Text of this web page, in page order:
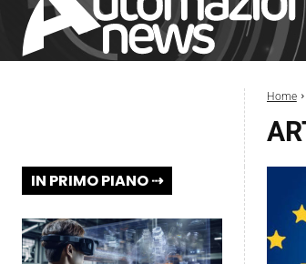
Home
IN PRIMO PIANO ⇢